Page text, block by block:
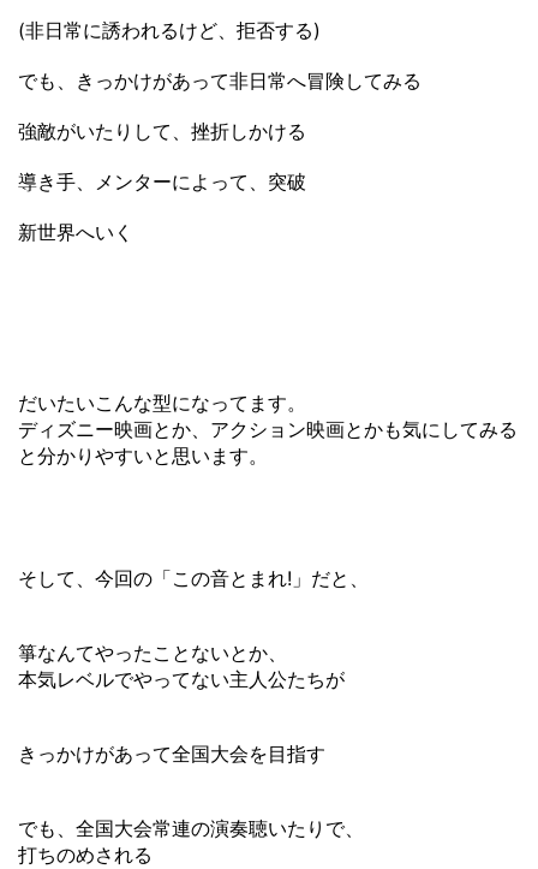
(非日常に誘われるけど、拒否する)
でも、きっかけがあって非日常へ冒険してみる
強敵がいたりして、挫折しかける
導き手、メンターによって、突破
新世界へいく
だいたいこんな型になってます。
ディズニー映画とか、アクション映画とかも気にしてみる
と分かりやすいと思います。
そして、今回の「この音とまれ!」だと、
箏なんてやったことないとか、
本気レベルでやってない主人公たちが
きっかけがあって全国大会を目指す
でも、全国大会常連の演奏聴いたりで、
打ちのめされる